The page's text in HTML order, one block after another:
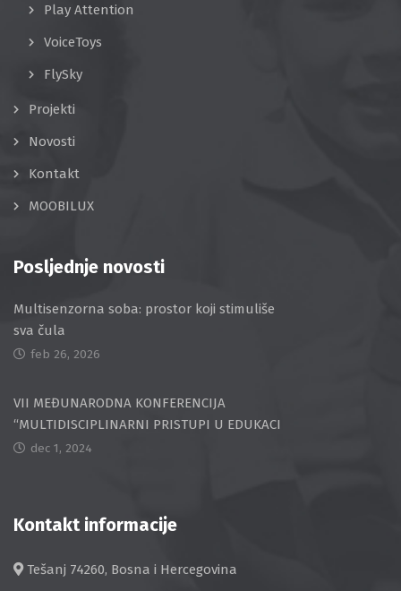
Play Attention
VoiceToys
FlySky
Projekti
Novosti
Kontakt
MOOBILUX
Posljednje novosti
Multisenzorna soba: prostor koji stimuliše
sva čula
feb 26, 2026
VII MEĐUNARODNA KONFERENCIJA
“MULTIDISCIPLINARNI PRISTUPI U EDUKACI
dec 1, 2024
Kontakt informacije
Tešanj 74260, Bosna i Hercegovina